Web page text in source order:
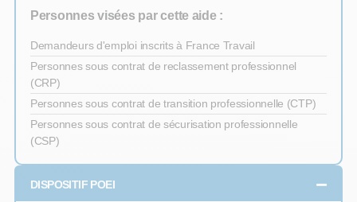
Personnes visées par cette aide :
Demandeurs d'emploi inscrits à France Travail
Personnes sous contrat de reclassement professionnel
(CRP)
Personnes sous contrat de transition professionnelle (CTP)
Personnes sous contrat de sécurisation professionnelle
(CSP)
DISPOSITIF POEI